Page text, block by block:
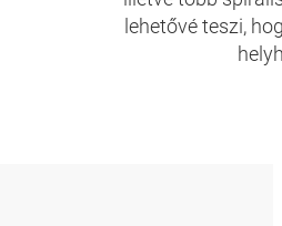
lehetővé teszi,